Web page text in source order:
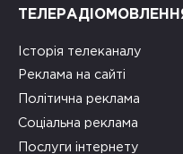
Історія телеканалу
Реклама на сайті
Політична реклама
Соціальна реклама
Послуги інтернету